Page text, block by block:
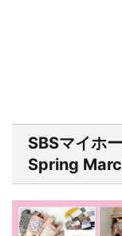
SBSマイホ
Spring